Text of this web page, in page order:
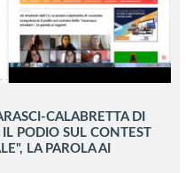
CALABRETTA DI
PODIO SUL CONTEST
LA PAROLA AI